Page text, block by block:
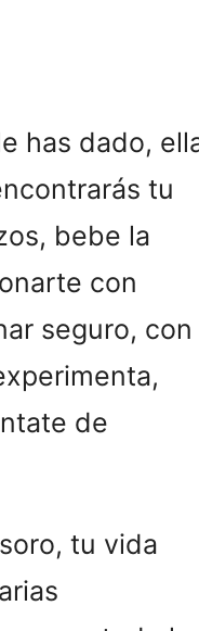
has dado,
tu
bebe la
con
seguro, con
de
tu vida